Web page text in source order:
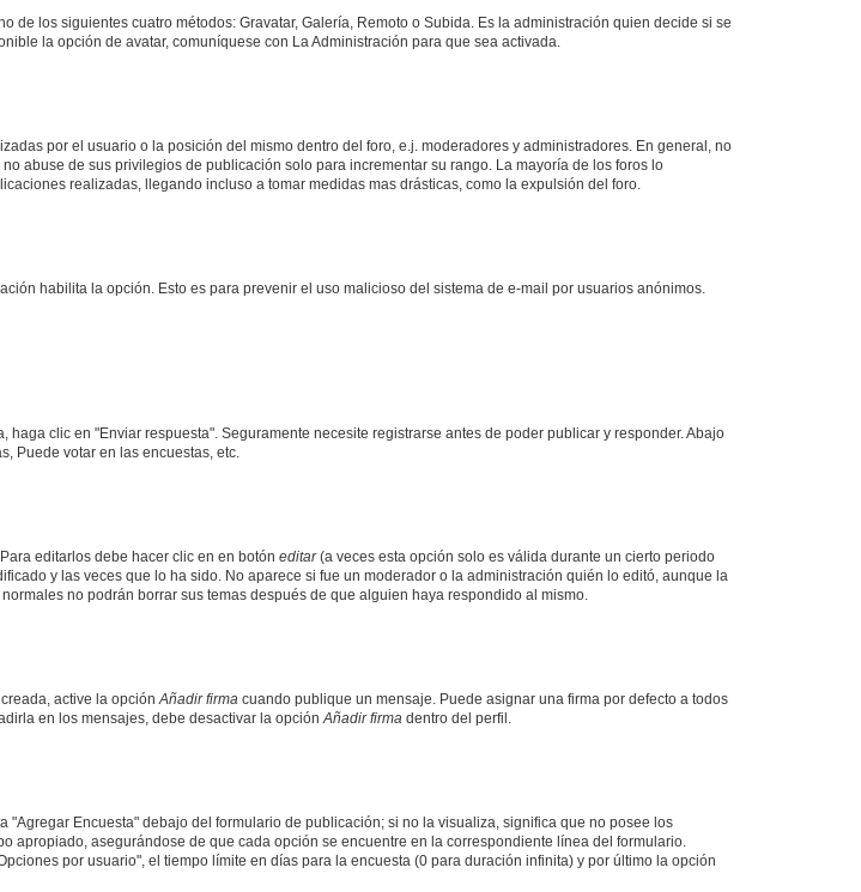
de los siguientes cuatro métodos: Gravatar, Galería, Remoto o Subida. Es la administración quien decide si se
la opción de avatar, comuníquese con La Administración para que sea activada.
por el usuario o la posición del mismo dentro del foro, e.j. moderadores y administradores. En general, no
abuse de sus privilegios de publicación solo para incrementar su rango. La mayoría de los foros lo
realizadas, llegando incluso a tomar medidas mas drásticas, como la expulsión del foro.
habilita la opción. Esto es para prevenir el uso malicioso del sistema de e-mail por usuarios anónimos.
clic en "Enviar respuesta". Seguramente necesite registrarse antes de poder publicar y responder. Abajo
Puede votar en las encuestas, etc.
editarlos debe hacer clic en en botón editar(a veces esta opción solo es válida durante un cierto periodo
y las veces que lo ha sido. No aparece si fue un moderador o la administración quién lo editó, aunque la
no podrán borrar sus temas después de que alguien haya respondido al mismo.
active la opciónAñadir firma cuando publique un mensaje. Puede asignar una firma por defecto a todos
en los mensajes, debe desactivar la opciónAñadir firma dentro del perfil.
Encuesta" debajo del formulario de publicación; si no la visualiza, significa que no posee los
apropiado, asegurándose de que cada opción se encuentre en la correspondiente línea del formulario.
por usuario", el tiempo límite en días para la encuesta (0 para duración infinita) y por último la opción